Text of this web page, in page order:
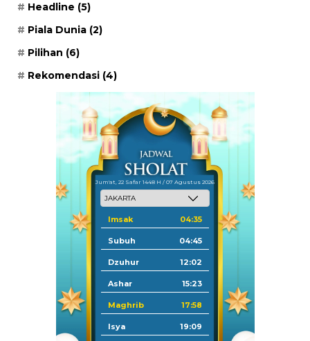
Headline (5)
Piala Dunia (2)
Pilihan (6)
Rekomendasi (4)
Jum'at, 22 Safar 1448 H / 07 Agustus 2026
Imsak 04:35
Subuh 04:45
Dzuhur 12:02
Ashar 15:23
Maghrib 17:58
Isya 19:09